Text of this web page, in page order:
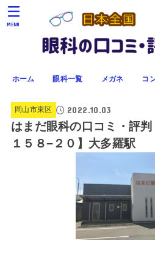
ホーム 眼科一覧 メガネ コ
MENU
岡山市東区 2022.10.03
はまだ眼科の口コミ・評
１５８−２０】大多羅駅